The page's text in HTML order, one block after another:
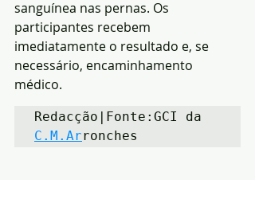
sanguínea nas pernas. Os
participantes recebem
imediatamente o resultado e, se
necessário, encaminhamento
médico.
C.M.Arronches